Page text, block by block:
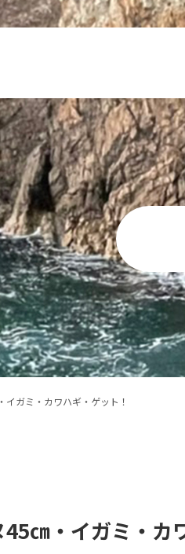
ガミ・カワハギ・ゲット！
㎝・イガミ・カ